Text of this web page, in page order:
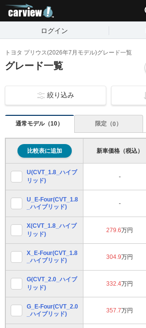
ログイン
トヨタ プリウス(2026年7月モデル)グレード一覧
グレード一覧
絞り込み
通常モデル（10） 限定（0 ）
比較表に追加 新車価格（税込）
U(CVT_1.8_ハイブ
リッド)
-
U_E-Four(CVT_1.8
_ハイブリッド)
-
X(CVT_1.8_ハイブ
リッド)
279.6万円
X_E-Four(CVT_1.8
_ハイブリッド)
304.9万円
G(CVT_2.0_ハイブ
リッド)
332.4万円
G_E-Four(CVT_2.0
_ハイブリッド)
357.7万円